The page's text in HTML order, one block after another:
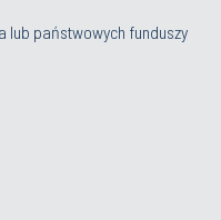
lub państwowych funduszy